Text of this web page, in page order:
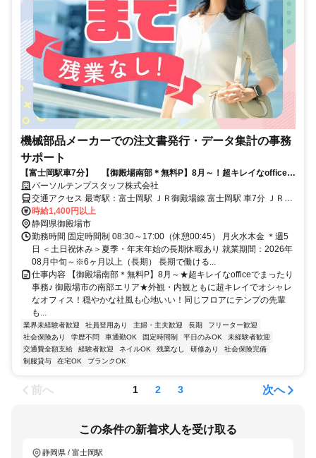
機械部品メーカーでの注文書発行・データ集計の事務
サポート
【富士岡駅車7分】 【御殿場南部＊無料P】8月～！超キレイなofficeで
まったり事務！
パーソルテンプスタッフ株式会社
交通アクセス 最寄駅：富士岡駅 ＪＲ御殿場線 富士岡駅 車7分 ＪＲ御
殿場線 御殿場駅 車14分 ＜御殿場市南部エリア＞ 車通勤可能 ※敷地
内に無料の駐車場あり◎
時給1,400円以上
静岡県御殿場市
勤務時間 固定時間制 08:30～17:00（休憩00:45） 月火水木金 ＊週5
日 ＜土日祝休み＞夏季・年末年始の長期休暇あり 就業期間：2026年
08月中旬～※6ヶ月以上（長期） 長期で働ける...
仕事内容 【御殿場南部＊無料P】8月～★超キレイなofficeでまったり
事務♪ 御殿場市の南部エリア★外観・内観ともに超キレイでオシャレ
なオフィス！穏やかな社風も心地いい！同じフロアにテンプの先輩
も...
業界未経験者歓迎 社員登用あり 主婦・主夫歓迎 長期
フリーター歓迎
社会保険あり
学歴不問 車通勤OK 固定時間制 平日のみOK
未経験者歓迎
交通費全額支給
経験者歓迎 ネイルOK 残業なし 研修あり
社会保険完備
制服貸与
在宅OK ブランクOK
前へ 1 2 3 次へ
この条件の新着求人を受け取る
静岡県 / 富士岡駅